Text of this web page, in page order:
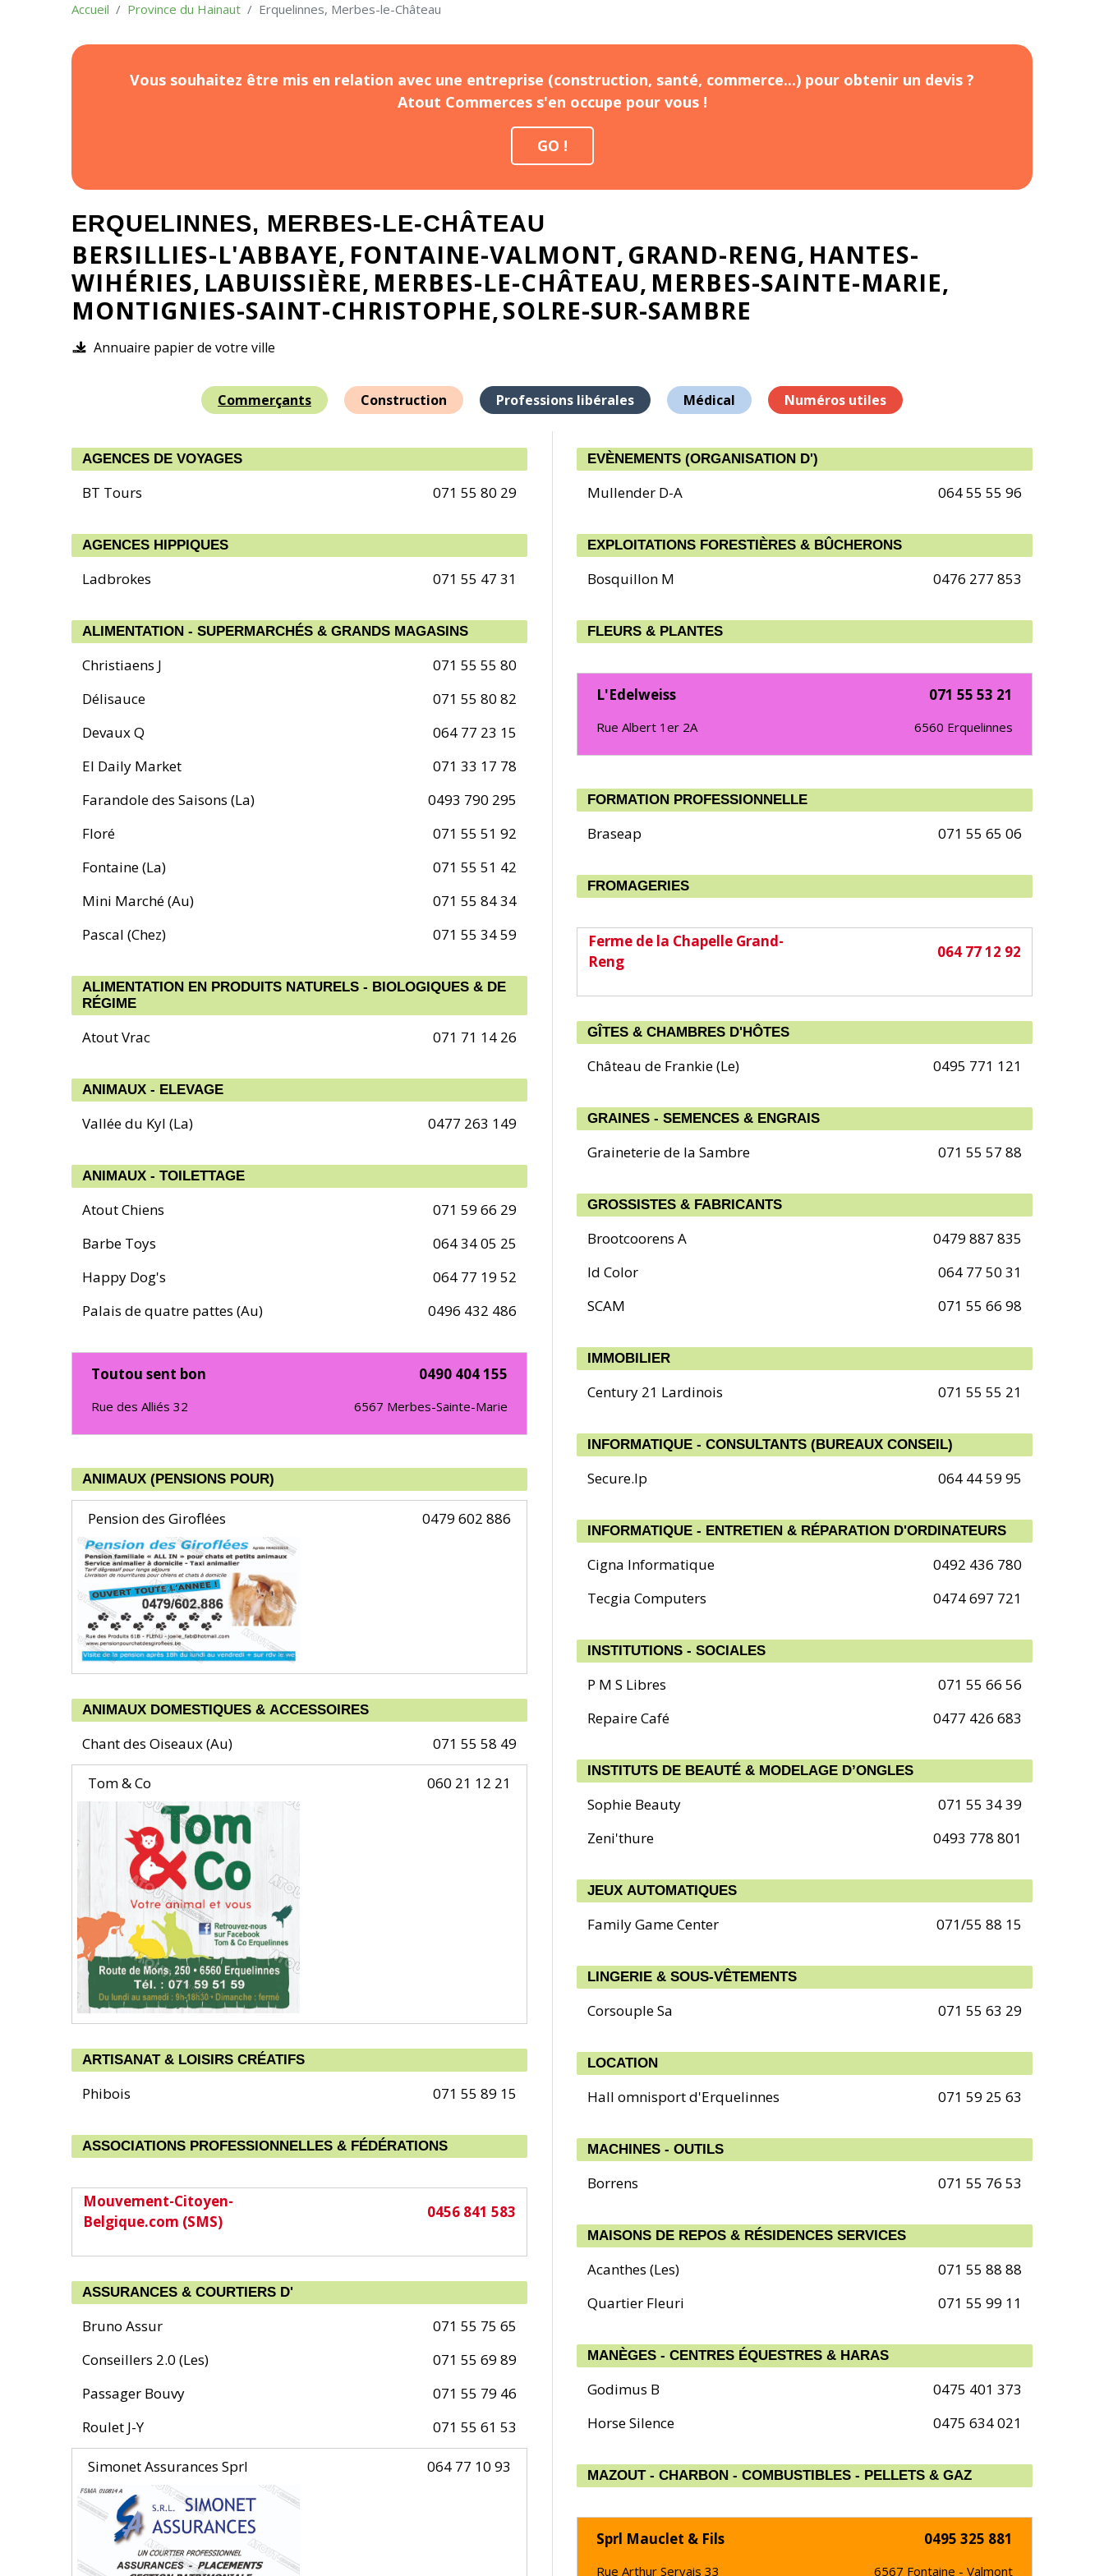
Accueil Province du Hainaut Erquelinnes, Merbes-le-Château
Vous souhaitez être mis en relation avec une entreprise (construction, santé, commerce...) pour obtenir un devis ?
Atout Commerces s'en occupe pour vous !
GO !
ERQUELINNES, MERBES-LE-CHÂTEAU
BERSILLIES-L'ABBAYE FONTAINE-VALMONT GRAND-RENG HANTES-
WIHÉRIES LABUISSIÈRE MERBES-LE-CHÂTEAU MERBES-SAINTE-MARIE
MONTIGNIES-SAINT-CHRISTOPHE SOLRE-SUR-SAMBRE
Annuaire papier de votre ville
Commerçants Construction Professions libérales Médical Numéros utiles
AGENCES DE VOYAGES
BT Tours 071 55 80 29
AGENCES HIPPIQUES
Ladbrokes 071 55 47 31
ALIMENTATION - SUPERMARCHÉS & GRANDS MAGASINS
Christiaens J
071 55 55 80
Délisauce
071 55 80 82
Devaux Q
064 77 23 15
El Daily Market
071 33 17 78
Farandole des Saisons (La)
0493 790 295
Floré
071 55 51 92
Fontaine (La)
071 55 51 42
Mini Marché (Au)
071 55 84 34
Pascal (Chez)
071 55 34 59
ALIMENTATION EN PRODUITS NATURELS - BIOLOGIQUES & DE
RÉGIME
Atout Vrac 071 71 14 26
ANIMAUX - ELEVAGE
Vallée du Kyl (La) 0477 263 149
ANIMAUX - TOILETTAGE
Atout Chiens
071 59 66 29
Barbe Toys
064 34 05 25
Happy Dog's
064 77 19 52
Palais de quatre pattes (Au)
0496 432 486
Toutou sent bon 0490 404 155
Rue des Alliés 32 6567 Merbes-Sainte-Marie
ANIMAUX (PENSIONS POUR)
Pension des Giroflées 0479 602 886
ANIMAUX DOMESTIQUES & ACCESSOIRES
Chant des Oiseaux (Au) 071 55 58 49
Tom & Co 060 21 12 21
ARTISANAT & LOISIRS CRÉATIFS
Phibois 071 55 89 15
ASSOCIATIONS PROFESSIONNELLES & FÉDÉRATIONS
Mouvement-Citoyen-
Belgique.com (SMS)
0456 841 583
ASSURANCES & COURTIERS D'
Bruno Assur
071 55 75 65
Conseillers 2.0 (Les)
071 55 69 89
Passager Bouvy
071 55 79 46
Roulet J-Y
071 55 61 53
Simonet Assurances Sprl 064 77 10 93
EVÈNEMENTS (ORGANISATION D')
Mullender D-A 064 55 55 96
EXPLOITATIONS FORESTIÈRES & BÛCHERONS
Bosquillon M 0476 277 853
FLEURS & PLANTES
L'Edelweiss 071 55 53 21
Rue Albert 1er 2A 6560 Erquelinnes
FORMATION PROFESSIONNELLE
Braseap 071 55 65 06
FROMAGERIES
Ferme de la Chapelle Grand-
Reng
064 77 12 92
GÎTES & CHAMBRES D'HÔTES
Château de Frankie (Le) 0495 771 121
GRAINES - SEMENCES & ENGRAIS
Graineterie de la Sambre 071 55 57 88
GROSSISTES & FABRICANTS
Brootcoorens A
0479 887 835
Id Color
064 77 50 31
SCAM
071 55 66 98
IMMOBILIER
Century 21 Lardinois 071 55 55 21
INFORMATIQUE - CONSULTANTS (BUREAUX CONSEIL)
Secure.Ip 064 44 59 95
INFORMATIQUE - ENTRETIEN & RÉPARATION D'ORDINATEURS
Cigna Informatique
0492 436 780
Tecgia Computers
0474 697 721
INSTITUTIONS - SOCIALES
P M S Libres
071 55 66 56
Repaire Café
0477 426 683
INSTITUTS DE BEAUTÉ & MODELAGE D’ONGLES
Sophie Beauty
071 55 34 39
Zeni'thure
0493 778 801
JEUX AUTOMATIQUES
Family Game Center 071/55 88 15
LINGERIE & SOUS-VÊTEMENTS
Corsouple Sa 071 55 63 29
LOCATION
Hall omnisport d'Erquelinnes 071 59 25 63
MACHINES - OUTILS
Borrens 071 55 76 53
MAISONS DE REPOS & RÉSIDENCES SERVICES
Acanthes (Les)
071 55 88 88
Quartier Fleuri
071 55 99 11
MANÈGES - CENTRES ÉQUESTRES & HARAS
Godimus B
0475 401 373
Horse Silence
0475 634 021
MAZOUT - CHARBON - COMBUSTIBLES - PELLETS & GAZ
Sprl Mauclet & Fils 0495 325 881
Rue Arthur Servais 33 6567 Fontaine - Valmont